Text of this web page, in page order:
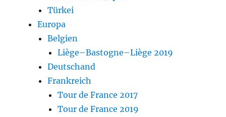
Türkei
Europa
Belgien
Liège–Bastogne–Liège 2019
Deutschand
Frankreich
Tour de France 2017
Tour de France 2019